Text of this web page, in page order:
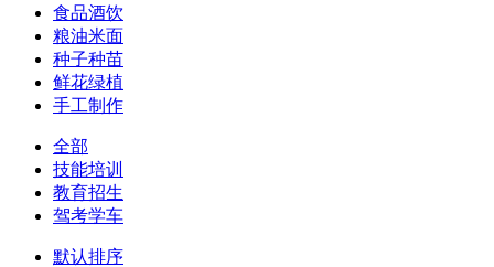
食品酒饮
粮油米面
种子种苗
鲜花绿植
手工制作
全部
技能培训
教育招生
驾考学车
默认排序